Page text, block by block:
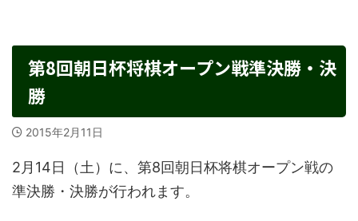
第8回朝日杯将棋オープン戦準決勝・決
勝
2015年2月11日
2月14日（土）に、第8回朝日杯将棋オープン戦の
準決勝・決勝が行われます。